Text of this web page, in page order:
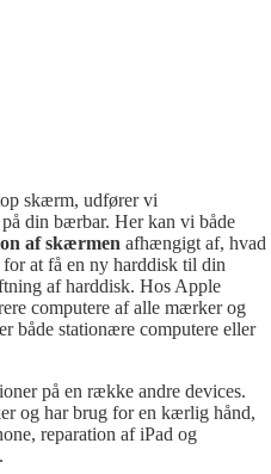
skærm, udfører vi
din bærbar. Her kan vi både
af skærmen afhængigt af, hvad
at få en ny harddisk til din
af harddisk. Hos Apple
computere af alle mærker og
både stationære computere eller
på en række andre devices.
og har brug for en kærlig hånd,
reparation af iPad og